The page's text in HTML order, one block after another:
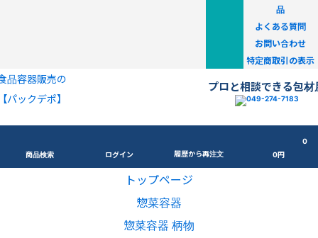
品
よくある質問
お問い合わせ
特定商取引の表示
品容器販売の
【パックデポ】
プロと相談できる包材
商品検索 ログイン 履歴から再注文
0
0円
トップページ
惣菜容器
惣菜容器 柄物